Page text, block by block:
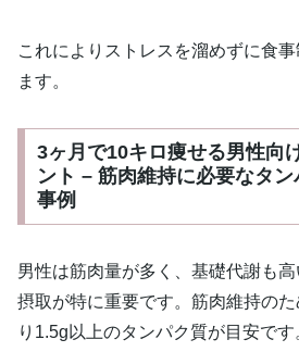
これによりストレスを溜めずに食
ます。
3ヶ月で10キロ痩せる男性向
ント – 筋肉維持に必要なタ
事例
男性は筋肉量が多く、基礎代謝も
摂取が特に重要です。筋肉維持の
り1.5g以上のタンパク質が目安です